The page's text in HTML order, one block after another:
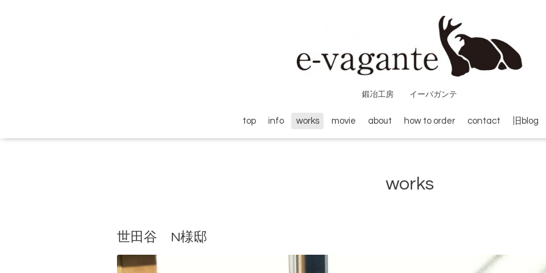
鍛冶工房 イーバガンテ
top info works movie about how to order contact 旧blog
works
世田谷 N様邸